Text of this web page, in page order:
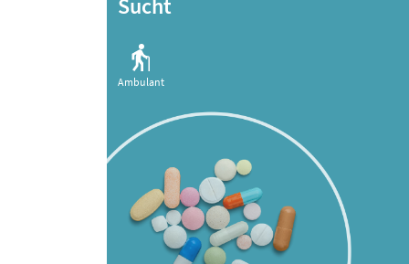
Sucht
Ambulant